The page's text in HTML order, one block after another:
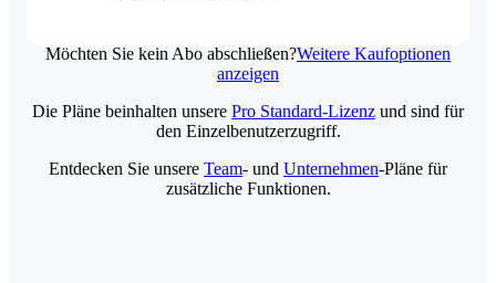
Möchten Sie kein Abo abschließen?Weitere Kaufoptionen
anzeigen
Die Pläne beinhalten unsere Pro Standard-Lizenz und sind für
den Einzelbenutzerzugriff.
Entdecken Sie unsere Team- und Unternehmen-Pläne für
zusätzliche Funktionen.